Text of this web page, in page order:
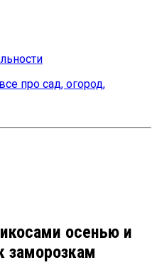
и птицеводство
осенью и
заморозкам